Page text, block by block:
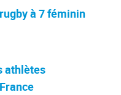
à 7 féminin
athlètes